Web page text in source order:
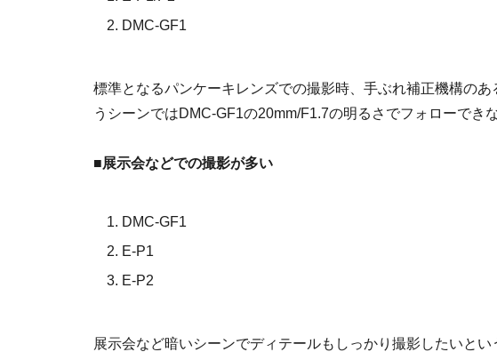
DMC-GF1
標準となるパンケーキレンズでの撮影時、手ぶれ補正機構の
うシーンではDMC-GF1の20mm/F1.7の明るさでフォローでき
■展示会などでの撮影が多い
DMC-GF1
E-P1
E-P2
展示会など暗いシーンでディテールもしっかり撮影したいと